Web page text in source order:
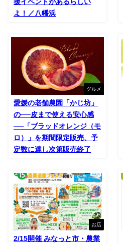
援イベントがあるらしい
よ！／八幡浜
グルメ
愛媛の老舗農園「かじ坊」
の──皮まで使える安心感
──「ブラッドオレンジ（モ
ロ）」を期間限定販売、予
定数に達し次第販売終了
お店
2/15開催 みなっと市・農業